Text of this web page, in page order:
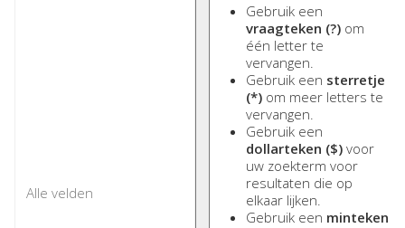
Gebruik een
vraagteken (?) om
één letter te
vervangen.
Gebruik een sterretje
(*) om meer letters te
vervangen.
Gebruik een
dollarteken ($) voor
uw zoekterm voor
resultaten die op
elkaar lijken.
Gebruik een minteken